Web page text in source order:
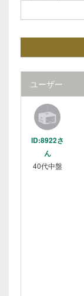
ユーザー
ID:8922さ
ん
40代中盤